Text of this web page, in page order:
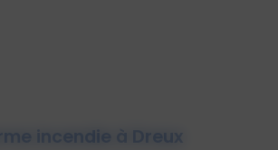
incendie à Dreux